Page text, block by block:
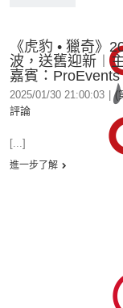
《虎豹 • 獵奇》
波，送舊迎新︱
嘉賓：
2025/01/30 21:00:03 (
評論
[...]
進一步了解